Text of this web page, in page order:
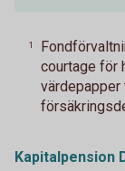
1
courtage för
Kapitalpension